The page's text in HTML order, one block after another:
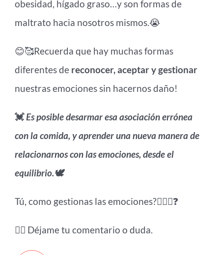
obesidad, hígado graso…y son formas de
maltrato hacia nosotros mismos.😭
😊🥰Recuerda que hay muchas formas
diferentes de reconocer, aceptar y gestionar
nuestras emociones sin hacernos daño!
💓Es posible desarmar esa asociación errónea
con la comida, y aprender una nueva manera de
relacionarnos con las emociones, desde el
equilibrio.🕊️
Tú, como gestionas las emociones?🤷🏻‍♀️❓
👉🏻 Déjame tu comentario o duda.